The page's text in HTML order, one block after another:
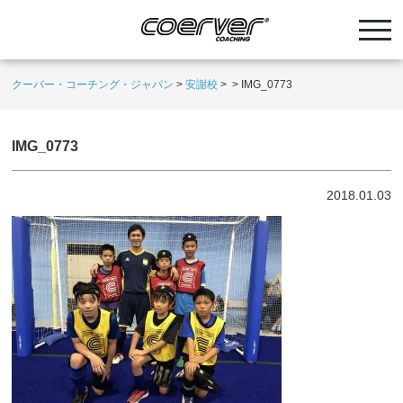
クーバー・コーチング・ジャパン >安謝校 > > IMG_0773
IMG_0773
2018.01.03